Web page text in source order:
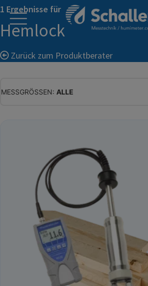
1 Ergebnisse für
Hemlock
Zurück zum Produktberater
MESSGRÖSSEN: ALLE
RELATIVE FEUCHTE
ABSOLUTE FEUCHTE
TEMPERATUR
GLEICHGEWICHTSFEUCHTE
WASSERAKTIVITÄT
TROCKENSUBSTANZ
HEKTOLITERGEWICHT
TAUPUNKT
SCHÜTTDICHTE
GEWICHT / MASSE